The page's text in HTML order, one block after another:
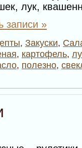
лук,
записи »
, Закуски,
, картофель,
, полезно,